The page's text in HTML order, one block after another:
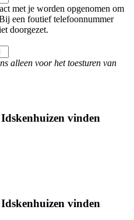
met je worden opgenomen om
een foutief telefoonnummer
doorgezet.
alleen voor het toesturen van
vinden
vinden